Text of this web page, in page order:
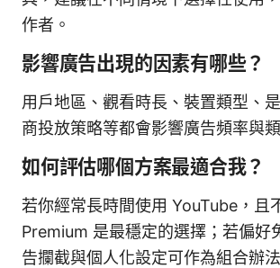
作者。
影響廣告出現的因素有哪些？
用戶地區、觀看時長、裝置類型、
商投放策略等都會影響廣告頻率與類
如何評估哪個方案最適合我？
若你經常長時間使用 YouTube，且
Premium 是最穩定的選擇；若偏好
告攔截與個人化設定可作為組合辦法